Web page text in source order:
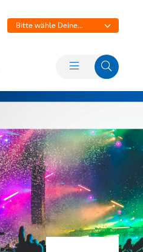
Bitte wähle Deine